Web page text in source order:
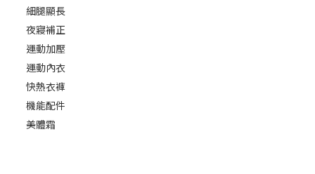
細腿顯長
夜寢補正
運動加壓
運動內衣
快熱衣褲
機能配件
美體霜